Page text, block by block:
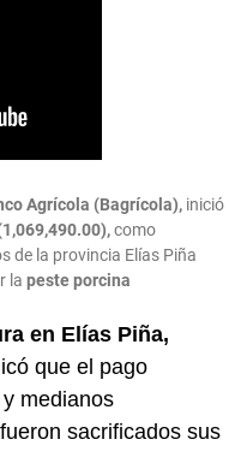
Agrícola (Bagrícola), inició
como
de la provincia Elías Piña
la peste porcina
en Elías Piña,
que el pago
medianos
sacrificados sus